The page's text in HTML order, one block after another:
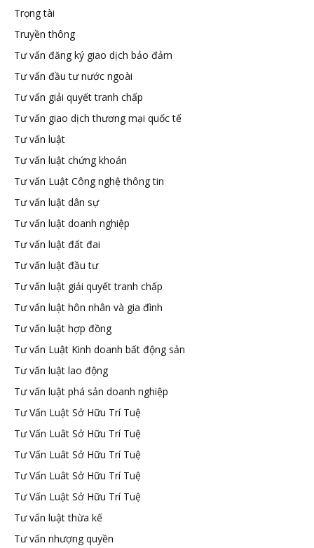
Trọng tài
Truyền thông
Tư vấn đăng ký giao dịch bảo đảm
Tư vấn đầu tư nước ngoài
Tư vấn giải quyết tranh chấp
Tư vấn giao dịch thương mại quốc tế
Tư vấn luật
Tư vấn luật chứng khoán
Tư vấn Luật Công nghệ thông tin
Tư vấn luật dân sự
Tư vấn luật doanh nghiệp
Tư vấn luật đất đai
Tư vấn luật đầu tư
Tư vấn luật giải quyết tranh chấp
Tư vấn luật hôn nhân và gia đình
Tư vấn luật hợp đồng
Tư vấn Luật Kinh doanh bất động sản
Tư vấn luật lao động
Tư vấn luật phá sản doanh nghiệp
Tư Vấn Luật Sở Hữu Trí Tuệ
Tư Vấn Luât Sở Hữu Trí Tuệ
Tư Vấn Luât Sở Hữu Trí Tuệ
Tư Vấn Luât Sở Hữu Trí Tuệ
Tư Vấn Luật Sở Hữu Trí Tuệ
Tư vấn luật thừa kế
Tư vấn nhượng quyền